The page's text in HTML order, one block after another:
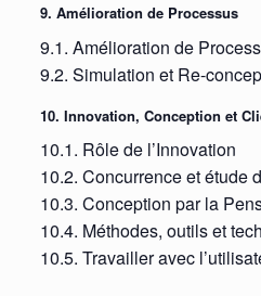
9. Amélioration de Processus
9.1. Amélioration de
9.2. Simulation et Re-
10. Innovation, Conception et
10.1. Rôle de l’Innovation
10.2. Concurrence et étude
10.3. Conception par la
10.4. Méthodes, outils et
10.5. Travailler avec